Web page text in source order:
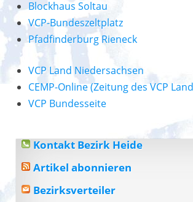
Blockhaus Soltau
VCP-Bundeszeltplatz
Pfadfinderburg Rieneck
VCP Land Niedersachsen
CEMP-Online (Zeitung des VCP
VCP Bundesseite
Kontakt Bezirk Heide
Artikel abonnieren
Bezirksverteiler